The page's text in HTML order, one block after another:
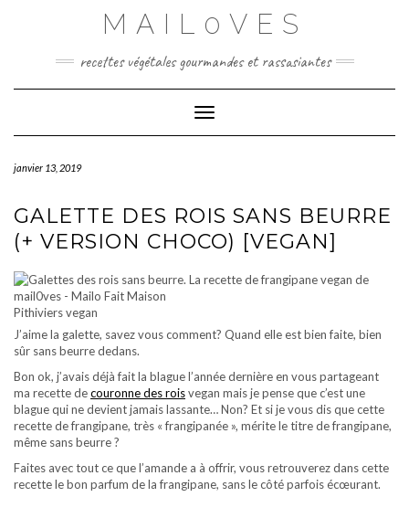
MAIL0VES
recettes végétales gourmandes et rassasiantes
Toggle Navigation
janvier 13, 2019
GALETTE DES ROIS SANS BEURRE
(+ VERSION CHOCO) [VEGAN]
Pithiviers vegan
J’aime la galette, savez vous comment? Quand elle est bien faite, bien
sûr sans beurre dedans.
Bon ok, j’avais déjà fait la blague l’année dernière en vous partageant
ma recette decouronne des roisvegan mais je pense que c’est une
blague qui ne devient jamais lassante… Non? Et si je vous dis que cette
recette de frangipane, très « frangipanée », mérite le titre de frangipane,
même sans beurre ?
Faites avec tout ce que l’amande a à offrir, vous retrouverez dans cette
recette le bon parfum de la frangipane, sans le côté parfois écœurant.